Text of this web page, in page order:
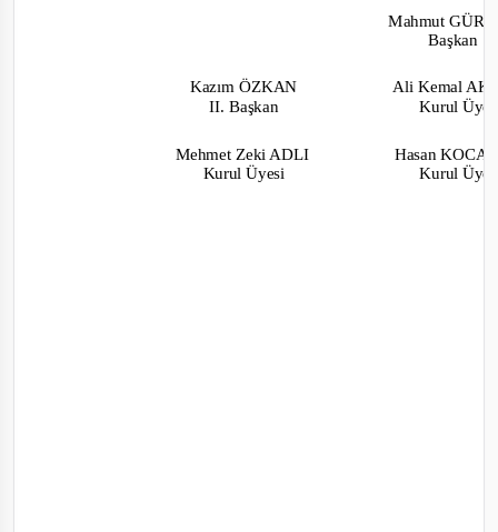
Mahmut
Başkan
Kazım ÖZKAN
II. Başkan
Ali Kemal
Kurul
Mehmet Zeki ADLI
Hasan
Kurul
Kurul Üyesi